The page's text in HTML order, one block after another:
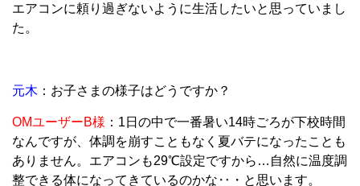
エアコンに頼り過ぎないように生活したいと思っていまし
た。
元木 ：お子さまの様子はどうですか？
OMユーザーB様 ：1日の中で一番暑い14時ごろが下校時間
なんですが、体調を崩すこともなく夏バテになったことも
ありません。エアコンも29℃設定ですから…自然に温度調
整できる体になってきているのかな‥・と思います。